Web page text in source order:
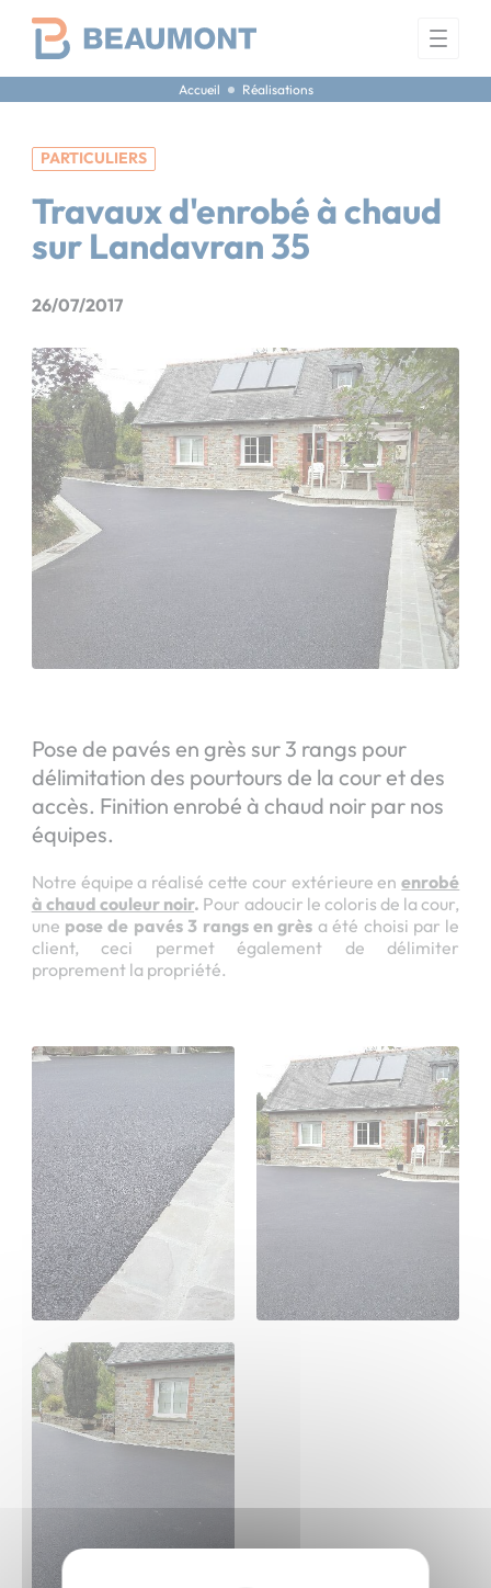
Accueil Réalisations
PARTICULIERS
Travaux d'enrobé à chaud
sur Landavran 35
26/07/2017
Pose de pavés en grès sur 3 rangs pour
délimitation des pourtours de la cour et des
accès. Finition enrobé à chaud noir par nos
équipes.
Notre équipe a réalisé cette cour extérieure en enrobé
à chaud couleur noir. Pour adoucir le coloris de la cour,
une pose de pavés 3 rangs en grès a été choisi par le
client, ceci permet également de délimiter
proprement la propriété.